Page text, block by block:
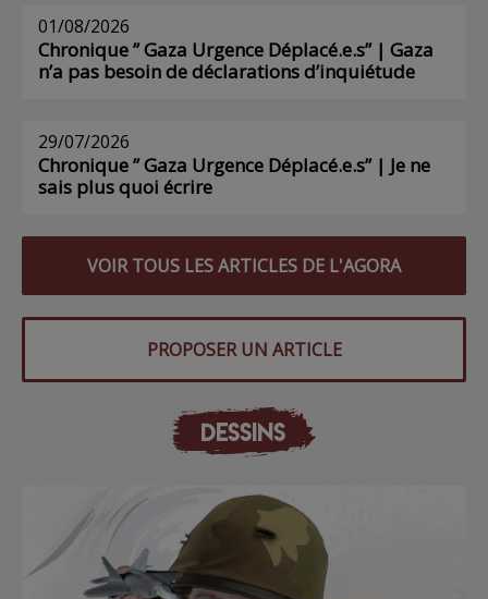
01/08/2026
Chronique ” Gaza Urgence Déplacé.e.s” | Gaza
n’a pas besoin de déclarations d’inquiétude
29/07/2026
Chronique ” Gaza Urgence Déplacé.e.s” | Je ne
sais plus quoi écrire
VOIR TOUS LES ARTICLES DE L'AGORA
PROPOSER UN ARTICLE
DESSINS